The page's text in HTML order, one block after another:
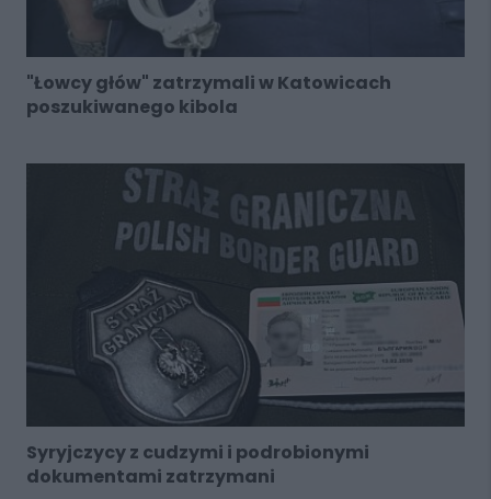
"Łowcy głów" zatrzymali w Katowicach
poszukiwanego kibola
Syryjczycy z cudzymi i podrobionymi
dokumentami zatrzymani